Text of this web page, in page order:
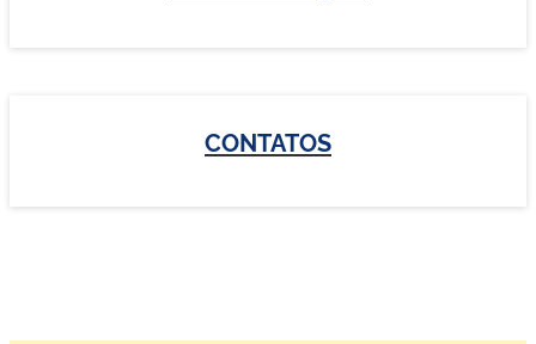
CONTATOS